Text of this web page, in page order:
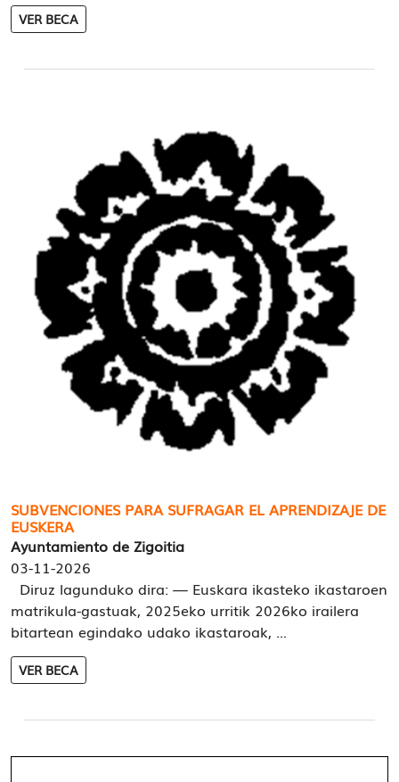
VER BECA
SUBVENCIONES PARA SUFRAGAR EL APRENDIZAJE DE
EUSKERA
Ayuntamiento de Zigoitia
03-11-2026
Diruz lagunduko dira: — Euskara ikasteko ikastaroen
matrikula-gastuak, 2025eko urritik 2026ko irailera
bitartean egindako udako ikastaroak, ...
VER BECA